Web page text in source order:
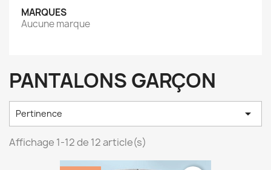
MARQUES
Aucune marque
PANTALONS GARÇON
Pertinence 
Affichage 1-12 de 12 article(s)